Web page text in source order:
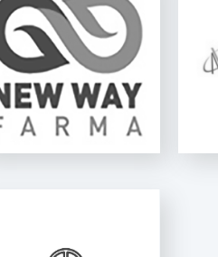
NOVAPHARM
E-Fill SW